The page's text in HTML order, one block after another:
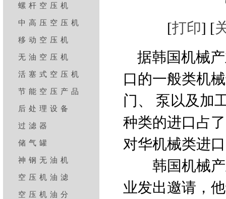
螺杆空压机
中高压空压机
移动空压机
无油空压机
活塞式空压机
节能空压产品
后处理设备
过滤器
储气罐
神钢无油机
空压机油滤
空压机油分
[打印] [
据韩国机械产
口的一般类机
门、 泵以及加
种类的进口占
对华机械类进
韩国机械产
业发出邀请，